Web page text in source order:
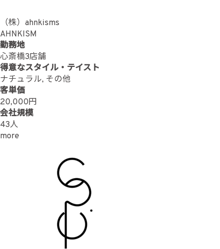
（株）ahnkisms
AHNKISM
勤務地
心斎橋3店舗
得意なスタイル・テイスト
ナチュラル, その他
客単価
20,000円
会社規模
43人
more